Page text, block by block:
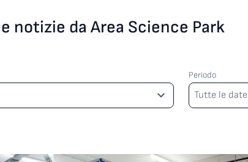
notizie da Area Science Park
Periodo
Periodo
Tutte le date